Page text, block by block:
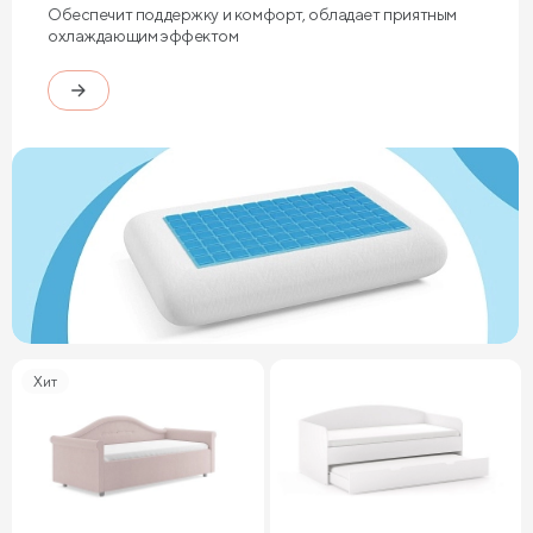
Обеспечит поддержку и комфорт, обладает приятным
охлаждающим эффектом
Хит